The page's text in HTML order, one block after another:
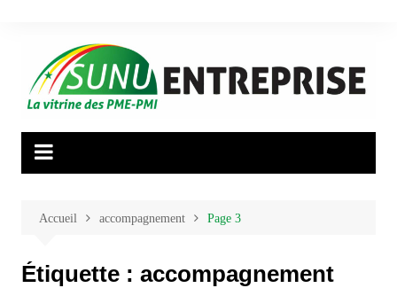
Accueil accompagnement Page 3
Étiquette : accompagnement